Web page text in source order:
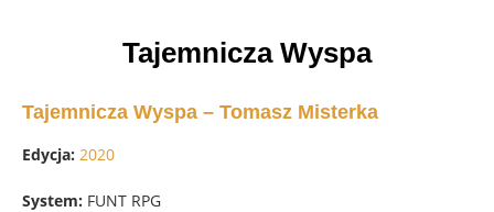
Tajemnicza Wyspa
Tajemnicza Wyspa – Tomasz Misterka
Edycja: 2020
System: FUNT RPG